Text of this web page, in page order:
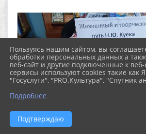
Пользуясь нашим сайтом, вы
обработки персональных данных а
веб-сайт и другие подключенные к веб-
сервисы используют cookies такие как
"Госуслуги", "PRO.Культура", "Спутник
Подробнее
Подтверждаю